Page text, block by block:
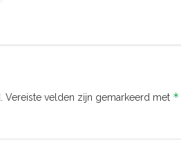
Vereiste velden zijn gemarkeerd met *